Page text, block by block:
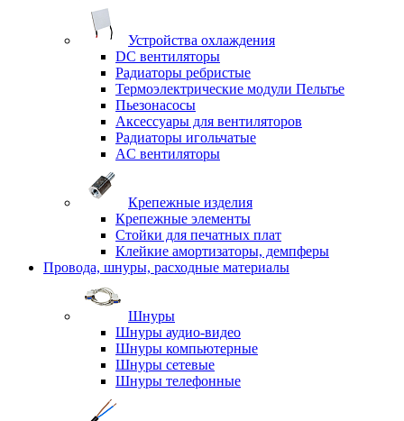
Устройства охлаждения
DC вентиляторы
Радиаторы ребристые
Термоэлектрические модули Пельтье
Пьезонасосы
Аксессуары для вентиляторов
Радиаторы игольчатые
AC вентиляторы
Крепежные изделия
Крепежные элементы
Стойки для печатных плат
Клейкие амортизаторы, демпферы
Провода, шнуры, расходные материалы
Шнуры
Шнуры аудио-видео
Шнуры компьютерные
Шнуры сетевые
Шнуры телефонные